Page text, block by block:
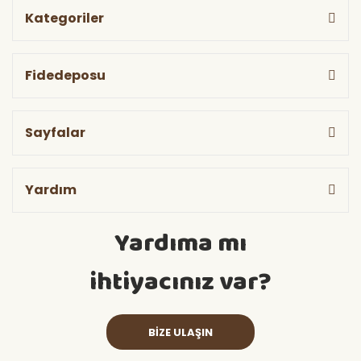
Kategoriler
Fidedeposu
Sayfalar
Yardım
Yardıma mı
ihtiyacınız var?
BİZE ULAŞIN